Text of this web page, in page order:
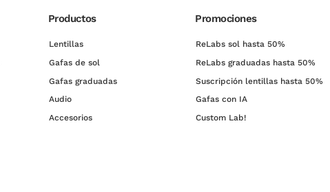
Productos
Lentillas
Gafas de sol
Gafas graduadas
Audio
Accesorios
Promociones
ReLabs sol hasta 50%
ReLabs graduadas hasta 50%
Suscripción lentillas hasta 50%
Gafas con IA
Custom Lab!